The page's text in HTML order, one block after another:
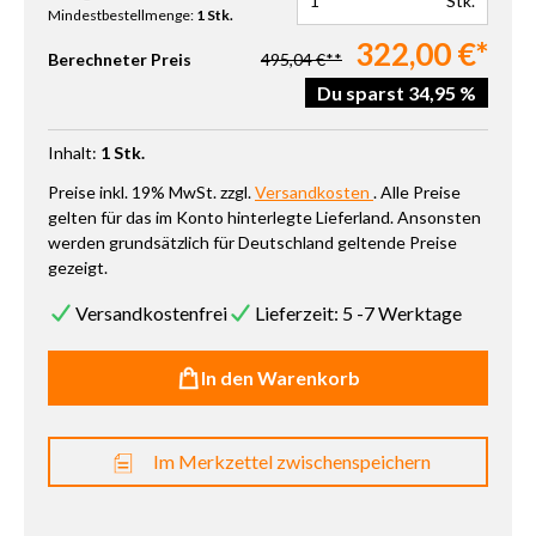
Mindestbestellmenge: 1 Stk.
Berechneter Preis 495,04 €** 322,00 €*
Du sparst 34,95 %
Inhalt: 1 Stk.
Preise inkl. 19% MwSt. zzgl.Versandkosten . Alle Preise
gelten für das im Konto hinterlegte Lieferland. Ansonsten
werden grundsätzlich für Deutschland geltende Preise
gezeigt.
Versandkostenfrei Lieferzeit: 5 -7 Werktage
In den Warenkorb
Im Merkzettel zwischenspeichern